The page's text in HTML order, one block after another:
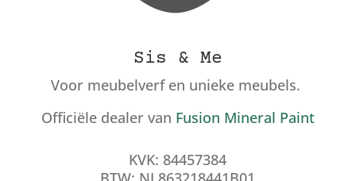
Sis & Me
Voor meubelverf en unieke meubels.
Officiële dealer van Fusion Mineral Paint
KVK: 84457384